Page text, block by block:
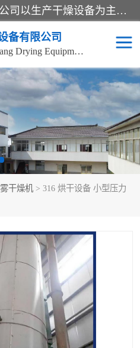
常州市圣祥干燥设备有限公司以生产干燥设备为主导产品，提供：干燥设备、干燥机、混合机、气流干燥机、烘箱、热风循环烘箱、沸腾干燥机、烘干机、喷雾干燥机等产品的生产、制造与销售服务。
备有限公司
Changzhou Shengxiang Drying Equipment Co. , Ltd.
干燥机 > 316 烘干设备 小型压力
双锥真空干燥机
滚筒刮板干燥机
闪蒸干燥机
高速混合机
带式干燥机
沸腾干燥机
真空耙式干燥机
喷雾干燥机